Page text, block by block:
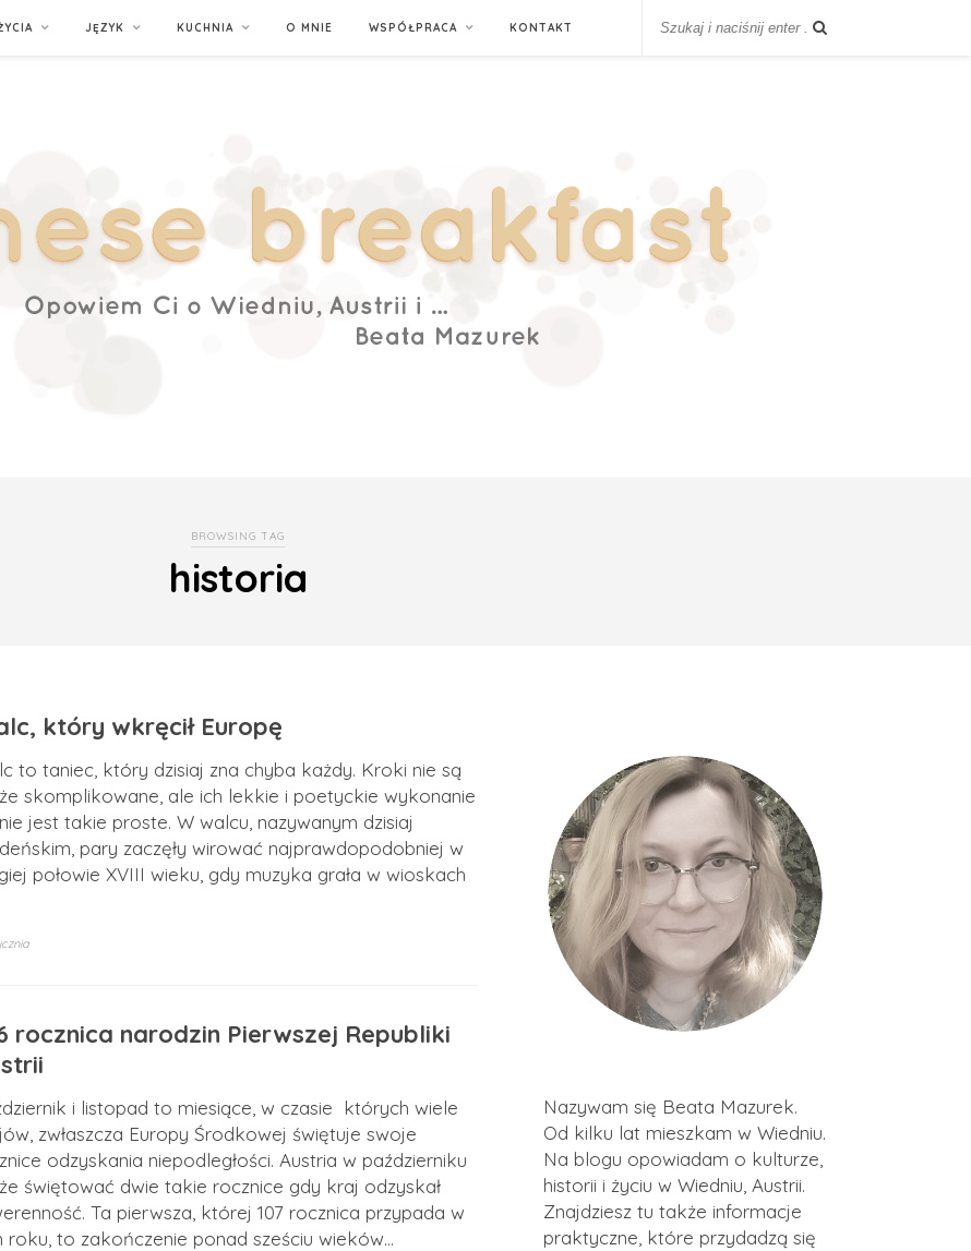
JĘZYK KUCHNIA O MNIE WSPÓŁPRACA KONTAKT
BROWSING TAG
historia
który wkręcił Europę
to taniec, który dzisiaj zna chyba każdy. Kroki nie są
skomplikowane, ale ich lekkie i poetyckie wykonanie
jest takie proste. W walcu, nazywanym dzisiaj
pary zaczęły wirować najprawdopodobniej w
połowie XVIII wieku, gdy muzyka grała w wioskach
rocznica narodzin Pierwszej Republiki
i listopad to miesiące, w czasie których wiele
zwłaszcza Europy Środkowej świętuje swoje
odzyskania niepodległości. Austria w październiku
świętować dwie takie rocznice gdy kraj odzyskał
Ta pierwsza, której 107 rocznica przypada w
roku, to zakończenie ponad sześciu wieków…
Nazywam się Beata Mazurek.
Od kilku lat mieszkam w Wiedniu.
Na blogu opowiadam o kulturze,
historii i życiu w Wiedniu, Austrii.
Znajdziesz tu także informacje
praktyczne, które przydadzą się